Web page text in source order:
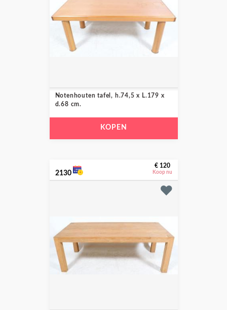
Notenhouten tafel, h.74,5 x L.179 x
d.68 cm.
KOPEN
2130
€ 120
Koop nu